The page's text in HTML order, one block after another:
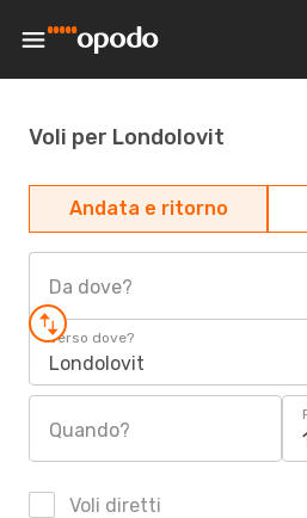
Voli per Londolovit
Andata e ritorno
Da dove?
Verso dove?
Londolovit
Quando?
Voli diretti